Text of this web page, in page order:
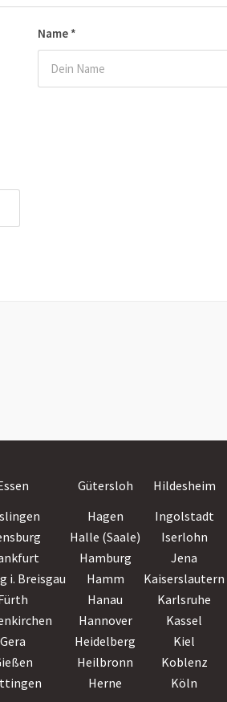
Name *
Gütersloh Hildesheim
Hagen Ingolstadt
Halle (Saale) Iserlohn
Hamburg Jena
i. Breisgau Hamm Kaiserslautern
Hanau Karlsruhe
Hannover Kassel
Gera Heidelberg Kiel
Heilbronn Koblenz
Herne Köln